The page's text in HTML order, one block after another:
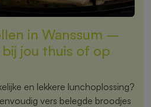
in Wanssum –
jou thuis of op
en lekkere lunchoplossing?
vers belegde broodjes